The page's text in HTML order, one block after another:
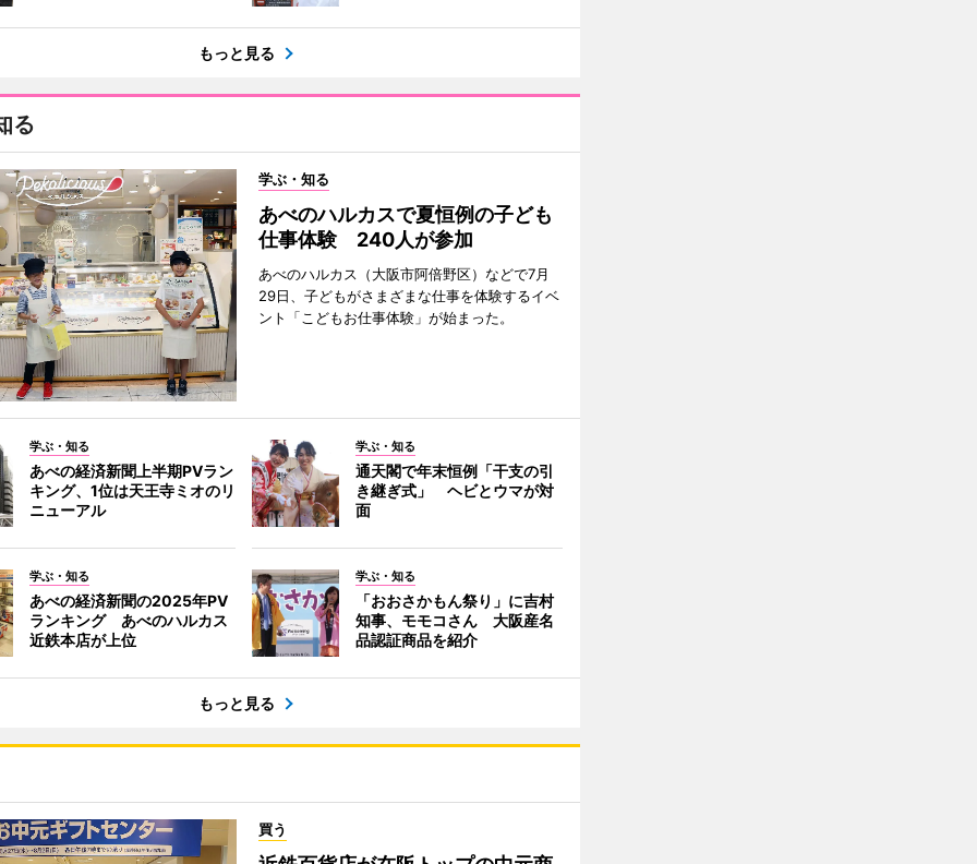
もっと見る
る
学ぶ・知る
あべのハルカスで夏恒例の子ども
仕事体験 240人が参加
あべのハルカス（大阪市阿倍野区）などで7月
29日、子どもがさまざまな仕事を体験するイベ
ント「こどもお仕事体験」が始まった。
学ぶ・知る
あべの経済新聞上半期PVラン
キング、1位は天王寺ミオのリ
ニューアル
学ぶ・知る
通天閣で年末恒例「干支の引
き継ぎ式」 ヘビとウマが対
面
学ぶ・知る
あべの経済新聞の2025年PV
ランキング あべのハルカス
近鉄本店が上位
学ぶ・知る
「おおさかもん祭り」に吉村
知事、モモコさん 大阪産名
品認証商品を紹介
もっと見る
買う